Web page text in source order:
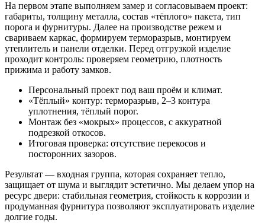
На первом этапе выполняем замер и согласовываем проект:
габариты, толщину металла, состав «тёплого» пакета, тип
порога и фурнитуры. Далее на производстве режем и
свариваем каркас, формируем терморазрыв, монтируем
утеплитель и панели отделки. Перед отгрузкой изделие
проходит контроль: проверяем геометрию, плотность
прижима и работу замков.
Персональный проект под ваш проём и климат.
«Тёплый» контур: терморазрыв, 2–3 контура
уплотнения, тёплый порог.
Монтаж без «мокрых» процессов, с аккуратной
подрезкой откосов.
Итоговая проверка: отсутствие перекосов и
посторонних зазоров.
Результат — входная группа, которая сохраняет тепло,
защищает от шума и выглядит эстетично. Мы делаем упор на
ресурс двери: стабильная геометрия, стойкость к коррозии и
продуманная фурнитура позволяют эксплуатировать изделие
долгие годы.